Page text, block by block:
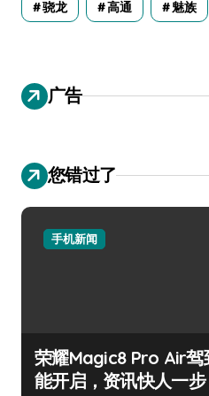
骁龙 高通 魅族
广告
您错过了
手机新闻
荣耀Magic8 Pro Air驾
能开启，资讯快人一步